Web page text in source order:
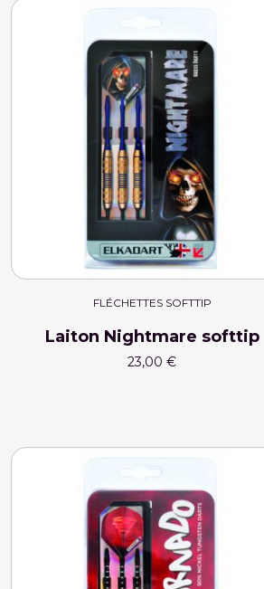
FLÉCHETTES SOFTTIP
Laiton Nightmare softtip
23,00 €